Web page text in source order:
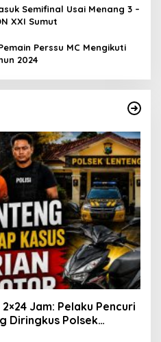
Semifinal Usai Menang 3 –
XXI Sumut
Perssu MC Mengikuti
2024
Jam: Pelaku Pencuri
Diringkus Polsek